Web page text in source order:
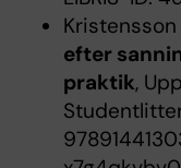
Kristensson
efter
praktik,